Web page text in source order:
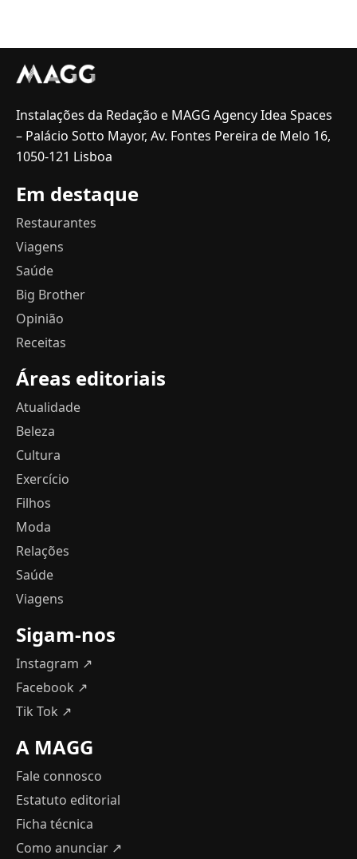
Instalações da Redação e MAGG Agency Idea Spaces
– Palácio Sotto Mayor, Av. Fontes Pereira de Melo 16,
1050-121 Lisboa
Em destaque
Restaurantes
Viagens
Saúde
Big Brother
Opinião
Receitas
Áreas editoriais
Atualidade
Beleza
Cultura
Exercício
Filhos
Moda
Relações
Saúde
Viagens
Sigam-nos
Instagram ↗
Facebook ↗
Tik Tok ↗
A MAGG
Fale connosco
Estatuto editorial
Ficha técnica
Como anunciar ↗